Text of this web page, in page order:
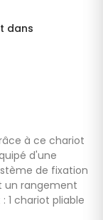
dans
à ce chariot
d'une
de fixation
un rangement
1 chariot pliable